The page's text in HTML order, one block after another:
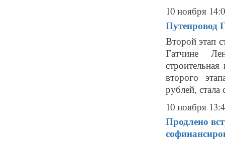
10 ноября
Путепровод
Второй этап
Гатчине
второго
рублей, стала
10 ноября
Продлено